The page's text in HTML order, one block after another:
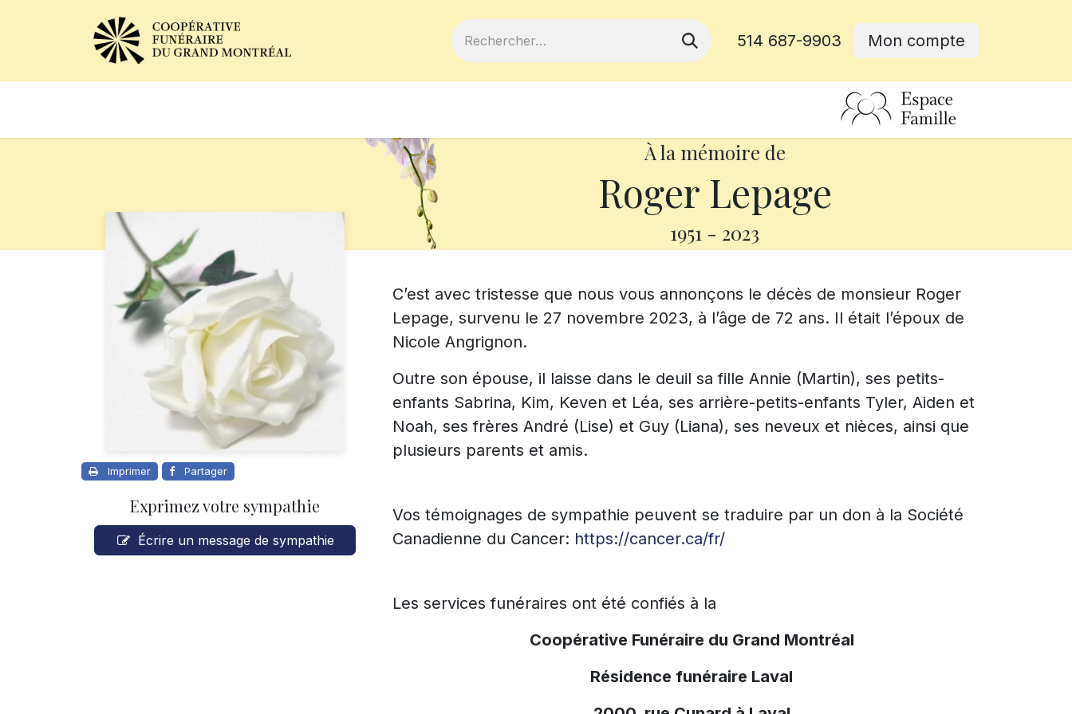
514 687-9903 Mon compte
À la mémoire de
Roger Lepage
1951 - 2023
Imprimer Partager
Exprimez votre sympathie
Écrire un message de sympathie
C’est avec tristesse que nous vous annonçons le décès de monsieur Roger
Lepage, survenu le 27 novembre 2023, à l’âge de 72 ans. Il était l’époux de
Nicole Angrignon.
Outre son épouse, il laisse dans le deuil sa fille Annie (Martin), ses petits-
enfants Sabrina, Kim, Keven et Léa, ses arrière-petits-enfants Tyler, Aiden et
Noah, ses frères André (Lise) et Guy (Liana), ses neveux et nièces, ainsi que
plusieurs parents et amis.
Vos témoignages de sympathie peuvent se traduire par un don à la Société
Canadienne du Cancer: https://cancer.ca/fr/
Les services funéraires ont été confiés à la
Coopérative Funéraire du Grand Montréal
Résidence funéraire Laval